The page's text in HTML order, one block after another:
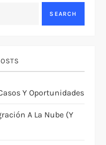
SEARCH
Y Oportunidades
A La Nube (y